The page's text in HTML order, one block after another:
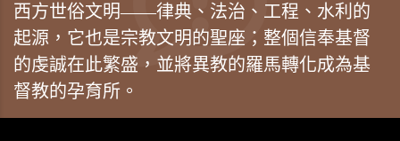
西方世俗文明——律典、法治、工程、水利的
起源，它也是宗教文明的聖座；整個信奉基督
的虔誠在此繁盛，並將異教的羅馬轉化成為基
督教的孕育所。